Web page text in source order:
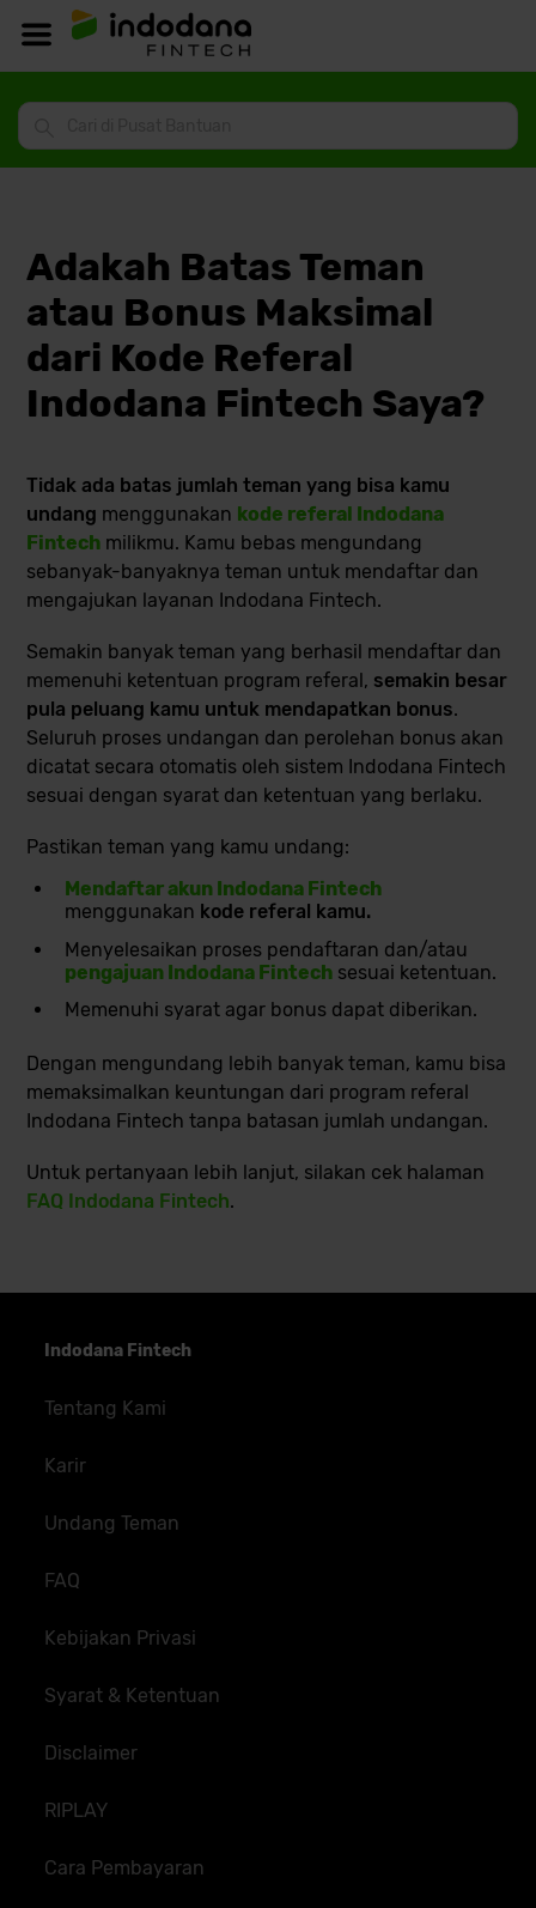
Adakah Batas Teman
atau Bonus Maksimal
dari Kode Referal
Indodana Fintech Saya?
Tidak ada batas jumlah teman yang bisa kamu
undang menggunakan kode referal Indodana
Fintech milikmu. Kamu bebas mengundang
sebanyak-banyaknya teman untuk mendaftar dan
mengajukan layanan Indodana Fintech.
Semakin banyak teman yang berhasil mendaftar dan
memenuhi ketentuan program referal, semakin besar
pula peluang kamu untuk mendapatkan bonus.
Seluruh proses undangan dan perolehan bonus akan
dicatat secara otomatis oleh sistem Indodana Fintech
sesuai dengan syarat dan ketentuan yang berlaku.
Pastikan teman yang kamu undang:
Mendaftar akun Indodana Fintech
menggunakan kode referal kamu.
Menyelesaikan proses pendaftaran dan/atau
pengajuan Indodana Fintech sesuai ketentuan.
Memenuhi syarat agar bonus dapat diberikan.
Dengan mengundang lebih banyak teman, kamu bisa
memaksimalkan keuntungan dari program referal
Indodana Fintech tanpa batasan jumlah undangan.
Untuk pertanyaan lebih lanjut, silakan cek halaman
FAQ Indodana Fintech.
Indodana Fintech
Tentang Kami
Karir
Undang Teman
FAQ
Kebijakan Privasi
Syarat & Ketentuan
Disclaimer
RIPLAY
Cara Pembayaran